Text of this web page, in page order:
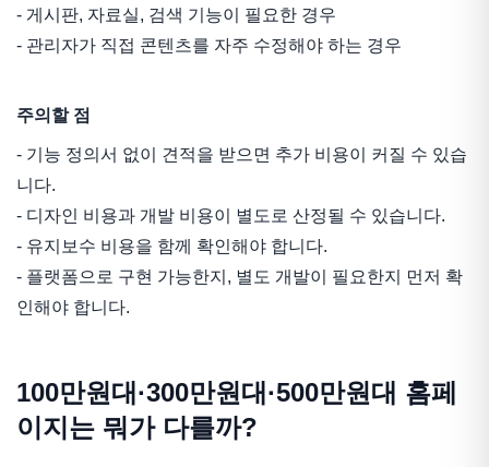
- 게시판, 자료실, 검색 기능이 필요한 경우
- 관리자가 직접 콘텐츠를 자주 수정해야 하는 경우
주의할 점
- 기능 정의서 없이 견적을 받으면 추가 비용이 커질 수 있습
니다.
- 디자인 비용과 개발 비용이 별도로 산정될 수 있습니다.
- 유지보수 비용을 함께 확인해야 합니다.
- 플랫폼으로 구현 가능한지, 별도 개발이 필요한지 먼저 확
인해야 합니다.
100만원대·300만원대·500만원대 홈페
이지는 뭐가 다를까?